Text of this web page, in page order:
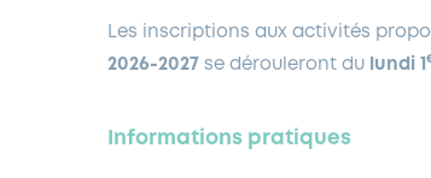
Les inscriptions aux activités
2026-2027 se dérouleront du lundi 1
Informations pratiques